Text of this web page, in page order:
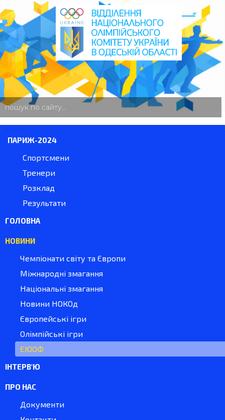
пошук
по
ПАРИЖ-2024
Спортсмени
Тренери
Розклад
Результати
ГОЛОВНА
НОВИНИ
Чемпіонати світу та Європи
Міжнародні змагання
Національні змагання
Новини НОКОд
Європейські ігри
Олімпійські ігри
ЄЮОФ
ІНТЕРВ'Ю
ПРО НАС
Документи